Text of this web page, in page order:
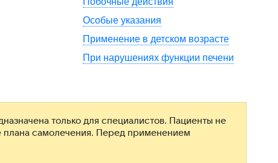
Особые указания
Применение в детском возрасте
При нарушениях функции печени
только для специалистов. Пациенты не
плана самолечения. Перед применением